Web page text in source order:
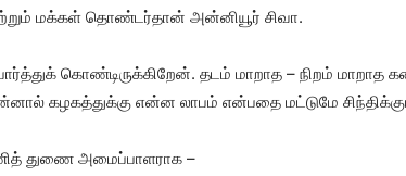
மக்கள் தொண்டர்தான் அன்னியூர் சிவா.
கொண்டிருக்கிறேன். தடம் மாறாத – நிறம் மாறாத
கழகத்துக்கு என்ன லாபம் என்பதை மட்டுமே
துணை அமைப்பாளராக –